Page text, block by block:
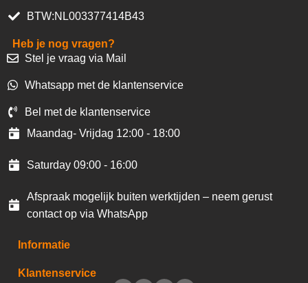
BTW:NL003377414B43
Heb je nog vragen?
Stel je vraag via Mail
Whatsapp met de klantenservice
Bel met de klantenservice
Maandag- Vrijdag 12:00 - 18:00
Saturday 09:00 - 16:00
Afspraak mogelijk buiten werktijden – neem gerust
contact op via WhatsApp
Informatie
Klantenservice